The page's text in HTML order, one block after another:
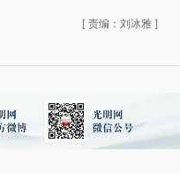
[ 责编：刘冰雅 ]